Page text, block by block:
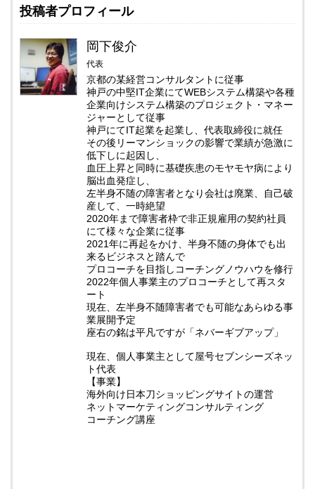
投稿者プロフィール
岡下俊介
代表
京都の某経営コンサルタントに従事
神戸の中堅IT企業にてWEBシステム構築や各種
企業向けシステム構築のプロジェクト・マネー
ジャーとして従事
神戸にてIT起業を起業し、代表取締役に就任
その後リーマンショックの影響で業績が急激に
低下しに起因し、
血圧上昇と同時に基礎疾患のモヤモヤ病により
脳出血発症し、
左半身不随の障害者となり会社は廃業、自己破
産して、一時絶望
2020年まで障害者枠で非正規雇用の契約社員
にて様々な企業に従事
2021年に再起をかけ、半身不随の身体でも出
来るビジネスと踏んで
プロコーチを目指しコーチングノウハウを修行
2022年個人事業主のプロコーチとして再スタ
ート
現在、左半身不随障害者でも可能なあらゆる事
業展開予定
座右の銘は平凡ですが「ネバーギブアップ」
現在、個人事業主として屋号セブンシーズネッ
ト代表
【事業】
海外向け日本刀ショッピングサイトの運営
ネットマーケティングコンサルティング
コーチング講座